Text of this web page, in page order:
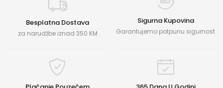
Besplatna Dostava
za narudžbe iznad 350 KM
Sigurna Kupovina
Garantujemo potpunu sigurnost